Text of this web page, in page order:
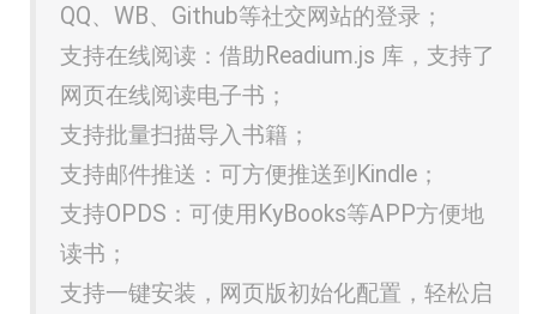
QQ、WB、Github等社交网站的登录；
支持在线阅读：借助Readium.js 库，支持了
网页在线阅读电子书；
支持批量扫描导入书籍；
支持邮件推送：可方便推送到Kindle；
支持OPDS：可使用KyBooks等APP方便地
读书；
支持一键安装，网页版初始化配置，轻松启